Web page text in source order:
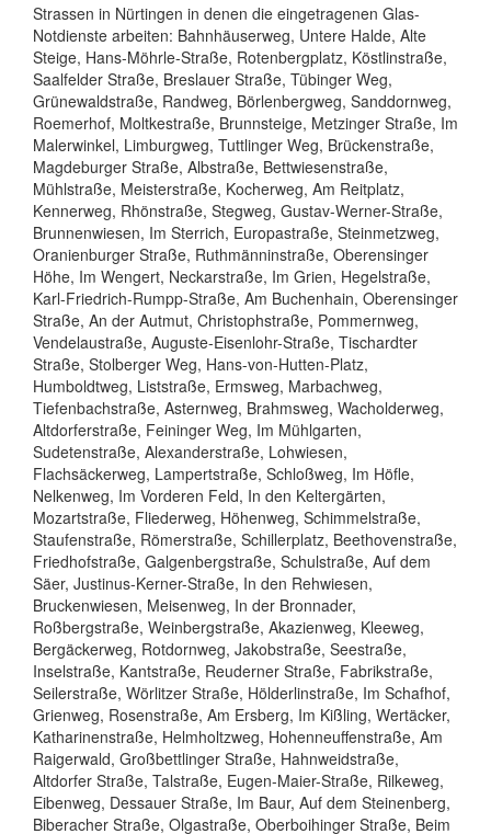
Strassen in Nürtingen in denen die eingetragenen Glas-
Notdienste arbeiten: Bahnhäuserweg, Untere Halde, Alte
Steige, Hans-Möhrle-Straße, Rotenbergplatz, Köstlinstraße,
Saalfelder Straße, Breslauer Straße, Tübinger Weg,
Grünewaldstraße, Randweg, Börlenbergweg, Sanddornweg,
Roemerhof, Moltkestraße, Brunnsteige, Metzinger Straße, Im
Malerwinkel, Limburgweg, Tuttlinger Weg, Brückenstraße,
Magdeburger Straße, Albstraße, Bettwiesenstraße,
Mühlstraße, Meisterstraße, Kocherweg, Am Reitplatz,
Kennerweg, Rhönstraße, Stegweg, Gustav-Werner-Straße,
Brunnenwiesen, Im Sterrich, Europastraße, Steinmetzweg,
Oranienburger Straße, Ruthmänninstraße, Oberensinger
Höhe, Im Wengert, Neckarstraße, Im Grien, Hegelstraße,
Karl-Friedrich-Rumpp-Straße, Am Buchenhain, Oberensinger
Straße, An der Autmut, Christophstraße, Pommernweg,
Vendelaustraße, Auguste-Eisenlohr-Straße, Tischardter
Straße, Stolberger Weg, Hans-von-Hutten-Platz,
Humboldtweg, Liststraße, Ermsweg, Marbachweg,
Tiefenbachstraße, Asternweg, Brahmsweg, Wacholderweg,
Altdorferstraße, Feininger Weg, Im Mühlgarten,
Sudetenstraße, Alexanderstraße, Lohwiesen,
Flachsäckerweg, Lampertstraße, Schloßweg, Im Höfle,
Nelkenweg, Im Vorderen Feld, In den Keltergärten,
Mozartstraße, Fliederweg, Höhenweg, Schimmelstraße,
Staufenstraße, Römerstraße, Schillerplatz, Beethovenstraße,
Friedhofstraße, Galgenbergstraße, Schulstraße, Auf dem
Säer, Justinus-Kerner-Straße, In den Rehwiesen,
Bruckenwiesen, Meisenweg, In der Bronnader,
Roßbergstraße, Weinbergstraße, Akazienweg, Kleeweg,
Bergäckerweg, Rotdornweg, Jakobstraße, Seestraße,
Inselstraße, Kantstraße, Reuderner Straße, Fabrikstraße,
Seilerstraße, Wörlitzer Straße, Hölderlinstraße, Im Schafhof,
Grienweg, Rosenstraße, Am Ersberg, Im Kißling, Wertäcker,
Katharinenstraße, Helmholtzweg, Hohenneuffenstraße, Am
Raigerwald, Großbettlinger Straße, Hahnweidstraße,
Altdorfer Straße, Talstraße, Eugen-Maier-Straße, Rilkeweg,
Eibenweg, Dessauer Straße, Im Baur, Auf dem Steinenberg,
Biberacher Straße, Olgastraße, Oberboihinger Straße, Beim